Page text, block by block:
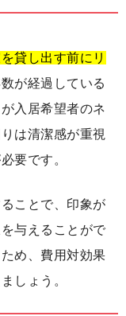
貸し出す前にリ
が経過している
入居希望者のネ
は清潔感が重視
要です。
ことで、印象が
与えることがで
め、費用対効果
しょう。